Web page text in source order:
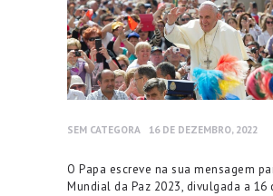
SEM CATEGORA 16 DE DEZEMBRO, 2022
O Papa escreve na sua mensagem
Mundial da Paz 2023, divulgada a 16